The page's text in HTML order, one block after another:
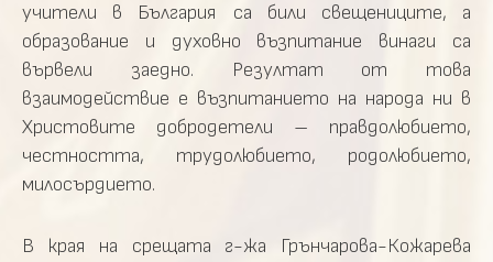
учители в България са били свещениците, а
образование и духовно възпитание винаги са
вървели заедно. Резултат от това
взаимодействие е възпитанието на народа ни в
Христовите добродетели – правдолюбието,
честността, трудолюбието, родолюбието,
милосърдието.
В края на срещата г-жа Грънчарова-Кожарева